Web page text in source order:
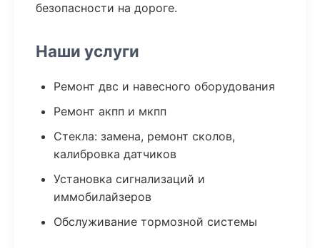
безопасности на дороге.
Наши услуги
Ремонт двс и навесного оборудования
Ремонт акпп и мкпп
Стекла: замена, ремонт сколов,
калибровка датчиков
Установка сигнализаций и
иммобилайзеров
Обслуживание тормозной системы